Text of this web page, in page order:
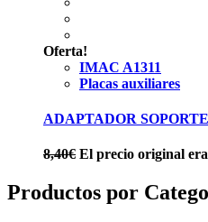
Oferta!
IMAC A1311
Placas auxiliares
ADAPTADOR
8,40€ El precio original
Productos por